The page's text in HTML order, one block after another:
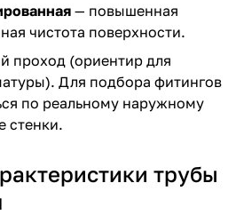
— повышенная
чистота поверхности.
проход (ориентир для
Для подбора фитингов
по реальному наружному
стенки.
трубы